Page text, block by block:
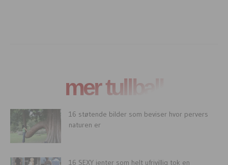
mer tullball
16 støtende bilder som beviser hvor pervers
naturen er
16 SEXY jenter som helt ufrivillig tok en